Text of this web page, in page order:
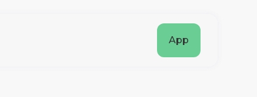
App